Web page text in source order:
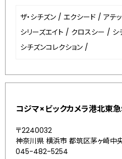
ザ・シチズン / エクシード / アテ
シリーズエイト / クロスシー / シ
シチズンコレクション /
コジマ×ビックカメラ港北東
〒2240032
神奈川県 横浜市 都筑区茅ヶ崎
045-482-5254